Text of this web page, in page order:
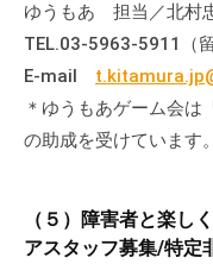
ゆうもあ 担当／北村
TEL.03-5963-5911（
E-mail
＊ゆうもあゲーム会は
の助成を受けています。
（５）障害者と楽
アスタッフ募集/特定